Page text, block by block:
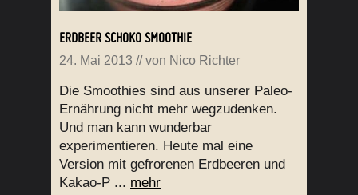
ERDBEER SCHOKO SMOOTHIE
24. Mai 2013 // von Nico Richter
Die Smoothies sind aus unserer Paleo-
Ernährung nicht mehr wegzudenken.
Und man kann wunderbar
experimentieren. Heute mal eine
Version mit gefrorenen Erdbeeren und
Kakao-P ... mehr